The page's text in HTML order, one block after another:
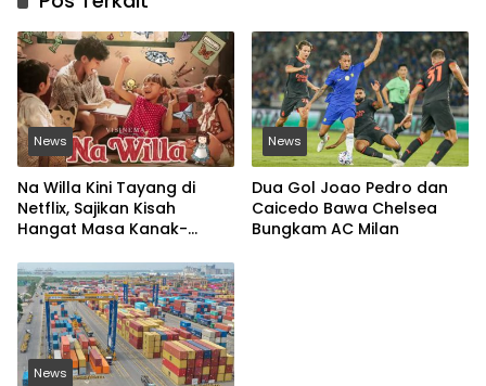
News
Na Willa Kini Tayang di
Netflix, Sajikan Kisah
Hangat Masa Kanak-
News
Dua Gol Joao Pedro dan
Caicedo Bawa Chelsea
Bungkam AC Milan
News